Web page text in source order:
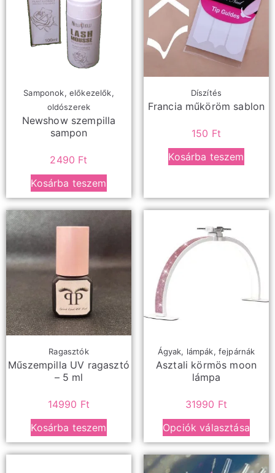
Samponok, előkezelők,
oldószerek
Newshow szempilla
sampon
2490 Ft
Kosárba teszem
Díszítés
Francia műköröm sablon
150 Ft
Kosárba teszem
Ragasztók
Műszempilla UV ragasztó
– 5 ml
14990 Ft
Kosárba teszem
Ágyak, lámpák, fejpárnák
Asztali körmös moon
lámpa
31990 Ft
Opciók választása